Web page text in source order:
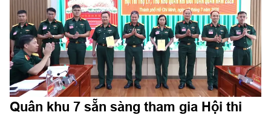
Quân khu 7 sẵn sàng tham gia Hội thi